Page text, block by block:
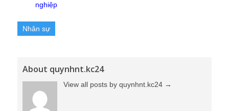
nghiệp
Nhân sự
About quynhnt.kc24
View all posts by quynhnt.kc24 →